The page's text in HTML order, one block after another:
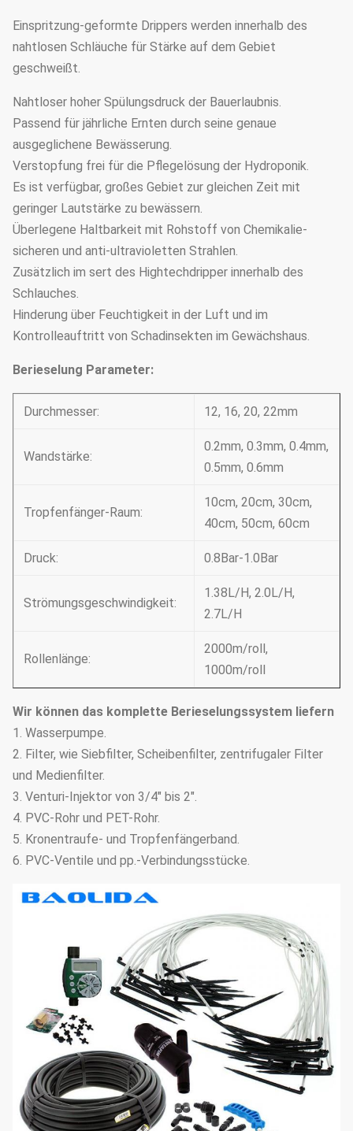
Einspritzung-geformte Drippers werden innerhalb des
nahtlosen Schläuche für Stärke auf dem Gebiet
geschweißt.
Nahtloser hoher Spülungsdruck der Bauerlaubnis.
Passend für jährliche Ernten durch seine genaue
ausgeglichene Bewässerung.
Verstopfung frei für die Pflegelösung der Hydroponik.
Es ist verfügbar, großes Gebiet zur gleichen Zeit mit
geringer Lautstärke zu bewässern.
Überlegene Haltbarkeit mit Rohstoff von Chemikalie-
sicheren und anti-ultravioletten Strahlen.
Zusätzlich im sert des Hightechdripper innerhalb des
Schlauches.
Hinderung über Feuchtigkeit in der Luft und im
Kontrolleauftritt von Schadinsekten im Gewächshaus.
Berieselung Parameter:
Durchmesser: 12, 16, 20, 22mm
Wandstärke:
0.2mm, 0.3mm, 0.4mm,
0.5mm, 0.6mm
Tropfenfänger-Raum:
10cm, 20cm, 30cm,
40cm, 50cm, 60cm
Druck: 0.8Bar-1.0Bar
Strömungsgeschwindigkeit:
1.38L/H, 2.0L/H,
2.7L/H
Rollenlänge:
2000m/roll,
1000m/roll
Wir können das komplette Berieselungssystem liefern
1. Wasserpumpe.
2. Filter, wie Siebfilter, Scheibenfilter, zentrifugaler Filter
und Medienfilter.
3. Venturi-Injektor von 3/4" bis 2".
4. PVC-Rohr und PET-Rohr.
5. Kronentraufe- und Tropfenfängerband.
6. PVC-Ventile und pp.-Verbindungsstücke.